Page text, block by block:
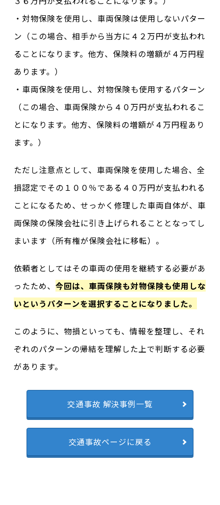
・対物保険を使用し、車両保険は使用しないパター
ン（この場合、相手から当方に４２万円が支払われ
ることになります。他方、保険料の増額が４万円程
あります。）
・車両保険を使用し、対物保険も使用するパターン
（この場合、車両保険から４０万円が支払われるこ
とになります。他方、保険料の増額が４万円程あり
ます。）
ただし注意点として、車両保険を使用した場合、全
損認定でその１００％である４０万円が支払われる
ことになるため、せっかく修理した車両自体が、車
両保険の保険会社に引き上げられることとなってし
まいます（所有権が保険会社に移転）。
依頼者としてはその車両の使用を継続する必要があ
ったため、今回は、車両保険も対物保険も使用しな
いというパターンを選択することになりました。
このように、物損といっても、情報を整理し、それ
ぞれのパターンの帰結を理解した上で判断する必要
があります。
交通事故 解決事例一覧
交通事故ページに戻る